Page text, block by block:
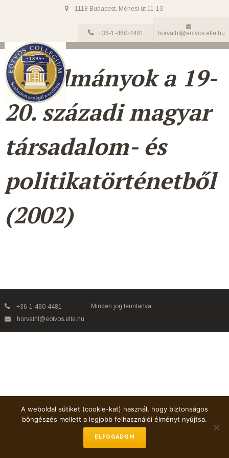
1118 Budapest, Ménesi út 11-13.
+36-1-460-4481 horvathl@eotvos.elte.hu
Tanulmányok a 19-
20. századi magyar
társadalom- és
politikatörténetből
(2002)
+36-1-460-4481
horvathl@eotvos.elte.hu
Minden jog fenntartva
A weboldal sütiket (cookie-kat) használ, hogy biztonságos
böngészés mellett a legjobb felhasználói élményt nyújtsa.
ELFOGADOM